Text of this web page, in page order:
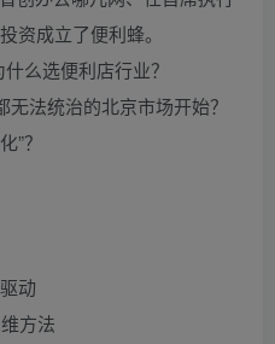
资成立了便利蜂。
么选便利店行业？
法统治的北京市场开始？
”？
动
方法